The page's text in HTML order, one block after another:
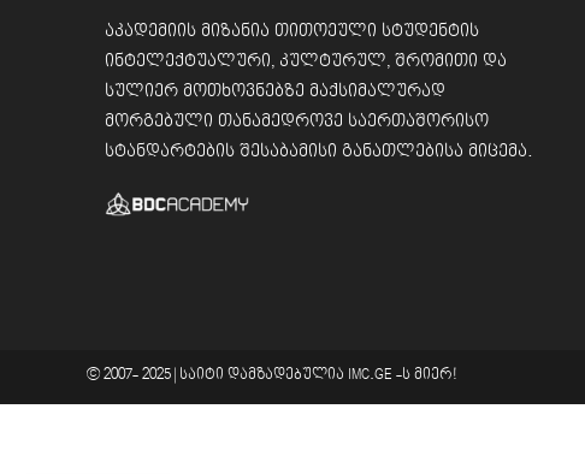
აკადემიის მიზანია თითოეული სტუდენტის
ინტელექტუალური, კულტურულ, შრომითი და
სულიერ მოთხოვნებზე მაქსიმალურად
მორგებული თანამედროვე საერთაშორისო
სტანდარტების შესაბამისი განათლებისა მიცემა.
© 2007- 2025 | საიტი დამზადებულია IMC.GE -ს მიერ!